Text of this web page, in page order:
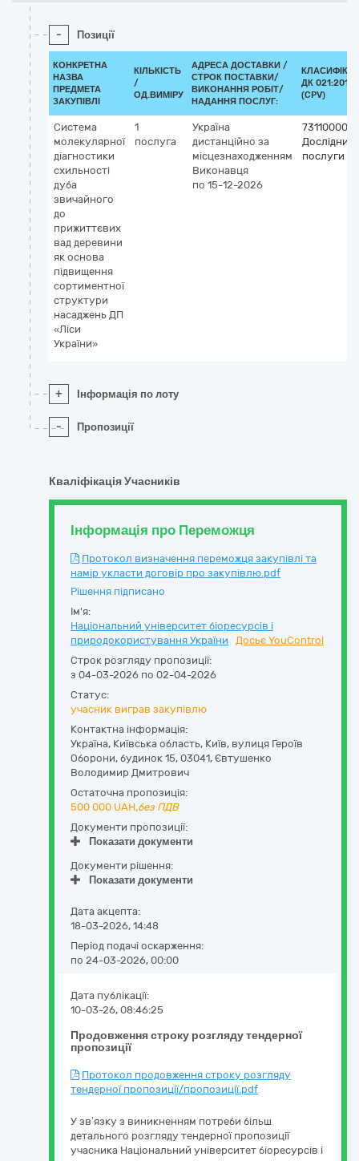
- Позиції
КОНКРЕТНА
НАЗВА
ПРЕДМЕТА
ЗАКУПІВЛІ
КІЛЬКІСТЬ
/
ОД.ВИМІРУ
АДРЕСА ДОСТАВКИ /
СТРОК ПОСТАВКИ/
ВИКОНАННЯ РОБІТ/
НАДАННЯ ПОСЛУГ:
ДК 021:2015
(CPV)
Система
молекулярної
діагностики
схильності
дуба
звичайного
до
прижиттєвих
вад деревини
як основа
підвищення
сортиментної
структури
насаджень ДП
«Ліси
України»
1
послуга
Україна
дистанційно за
місцезнаходженням
Виконавця
по 15-12-2026
73110000-6
послуги
+ Інформація по лоту
- Пропозиції
Кваліфікація Учасників
Інформація про Переможця
Протокол визначення переможця закупівлі та
намір укласти договір про закупівлю.pdf
Рішення підписано
Ім'я:
Національний університет біоресурсів і
природокористування України
Досьє YouControl
Строк розгляду пропозиції:
з 04-03-2026 по 02-04-2026
Статус:
учасник виграв закупівлю
Контактна інформація:
Україна, Київська область, Київ, вулиця Героїв
Оборони, будинок 15, 03041, Євтушенко
Володимир Дмитрович
Остаточна пропозиція:
500 000 UAH,без ПДВ
Документи пропозиції:
Показати документи
Документи рішення:
Показати документи
Дата акцепта:
18-03-2026, 14:48
Період подачі оскарження:
по 24-03-2026, 00:00
Продовження строку розгляду тендерної
пропозиції
Дата публікації:
10-03-26, 08:46:25
Протокол продовження строку розгляду
тендерної пропозиції/пропозиції.pdf
У зв’язку з виникненням потреби більш
детального розгляду тендерної пропозиції
учасника Національний університет біоресурсів і